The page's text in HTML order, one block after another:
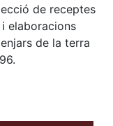
de receptes
elaboracions
de la terra